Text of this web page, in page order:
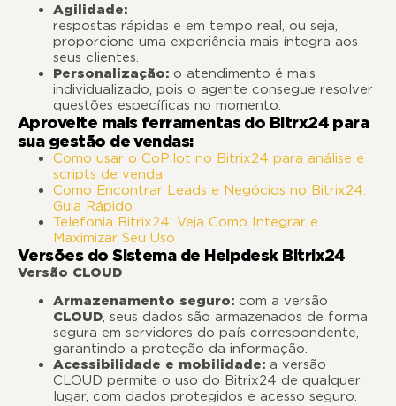
Agilidade:
respostas rápidas e em tempo real, ou seja,
proporcione uma experiência mais íntegra aos
seus clientes.
Personalização: o atendimento é mais
individualizado, pois o agente consegue resolver
questões específicas no momento.
Aproveite mais ferramentas do Bitrx24 para
sua gestão de vendas:
Como usar o CoPilot no Bitrix24 para análise e
scripts de venda
Como Encontrar Leads e Negócios no Bitrix24:
Guia Rápido
Telefonia Bitrix24: Veja Como Integrar e
Maximizar Seu Uso
Versões do Sistema de Helpdesk Bitrix24
Versão CLOUD
Armazenamento seguro: com a versão
CLOUD, seus dados são armazenados de forma
segura em servidores do país correspondente,
garantindo a proteção da informação.
Acessibilidade e mobilidade: a versão
CLOUD permite o uso do Bitrix24 de qualquer
lugar, com dados protegidos e acesso seguro.